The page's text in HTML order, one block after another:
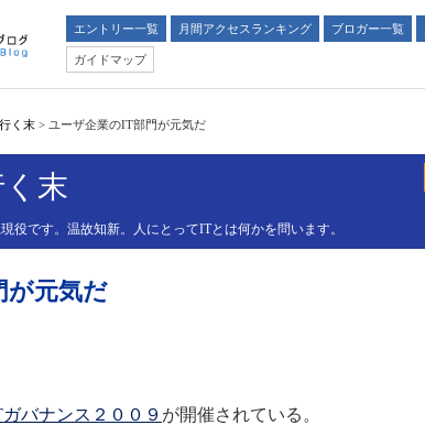
エントリー一覧 月間アクセスランキング ブロガー一覧
ガイドマップ
く末 > ユーザ企業のIT部門が元気だ
末
役です。温故知新。人にとってITとは何かを問います。
が元気だ
バナンス２００９ が開催されている。